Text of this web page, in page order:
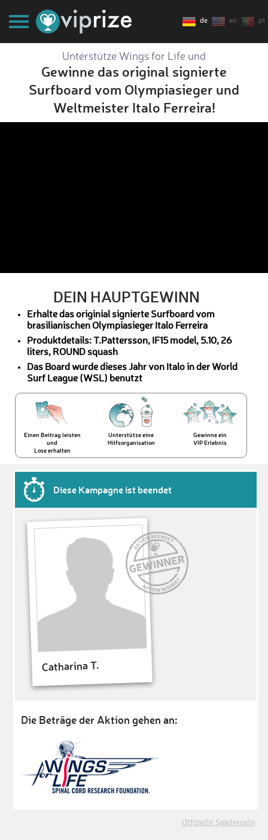
de en pt
Unterstütze Wings for Life und
Gewinne das original signierte
Surfboard vom Olympiasieger und
Weltmeister Italo Ferreira!
DEIN HAUPTGEWINN
Erhalte das originial signierte Surfboard vom
brasilianischen Olympiasieger Italo Ferreira
Produktdetails: T.Pattersson, IF15 model, 5.10, 26
liters, ROUND squash
Das Board wurde dieses Jahr von Italo in der World
Surf League (WSL) benutzt
Einen Beitrag leisten
und
Lose erhalten
Unterstütze eine
Hilfsorganisation
Gewinne ein
VIP Erlebnis
Diese Kampagne ist beendet
Catharina T.
Die Beträge der Aktion gehen an:
Offizielle Spielregeln